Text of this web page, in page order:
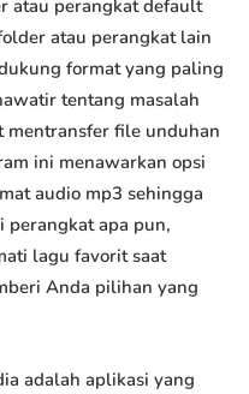
atau perangkat default
atau perangkat lain
format yang paling
tentang masalah
mentransfer file unduhan
ini menawarkan opsi
audio mp3 sehingga
perangkat apa pun,
lagu favorit saat
Anda pilihan yang
adalah aplikasi yang